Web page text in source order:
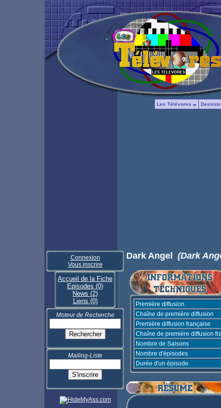
Les Télévores
Connexion
Vous inscrire
Accueil de la Fiche
Episodes (0)
News (2)
Liens (0)
Moteur de Recherche
Mailing-Liste
Dark Angel (Dark
Première diffusion
Chaîne de première diffusion
Première diffusion française
Chaîne de première diffusion
Nombre de Saisons
Nombre d'épisodes
Durée d'un épisode